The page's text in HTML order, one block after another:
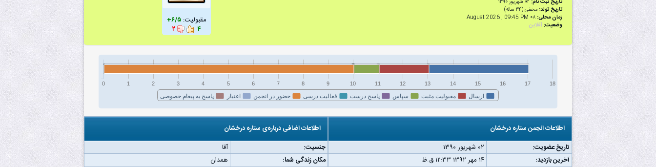
تاریخ ثبت نام: ۰۲ شهریور ۱۳۹۰
تاریخ تولد: مخفی (۳۴ ساله)
زمان محلی: ۰۸ August 2026 , 09:45 PM
وضعیت: آفلاین مقبولیت:۶/۵+
۴
۲
ارسال مقبولیت مثبت سپاس پاسخ درست فعالیت درسی حضور در انجمن اعتبار پاسخ به پیغام خصوصی
0 1 2 3 4 5 6 7 8 9 10 11 12 13 14 15 16 17 18
اطلاعات انجمن ستاره درخشان
تاریخ عضویت:
۰۲ شهریور ۱۳۹۰
آخرین بازدید:
۱۴ مهر ۱۳۹۲ ۱۲:۳۳ ق.ظ
اطلاعات اضافی درباره‌ی ستاره درخشان
جنسیت:
آقا
مکان زندگی شما:
همدان